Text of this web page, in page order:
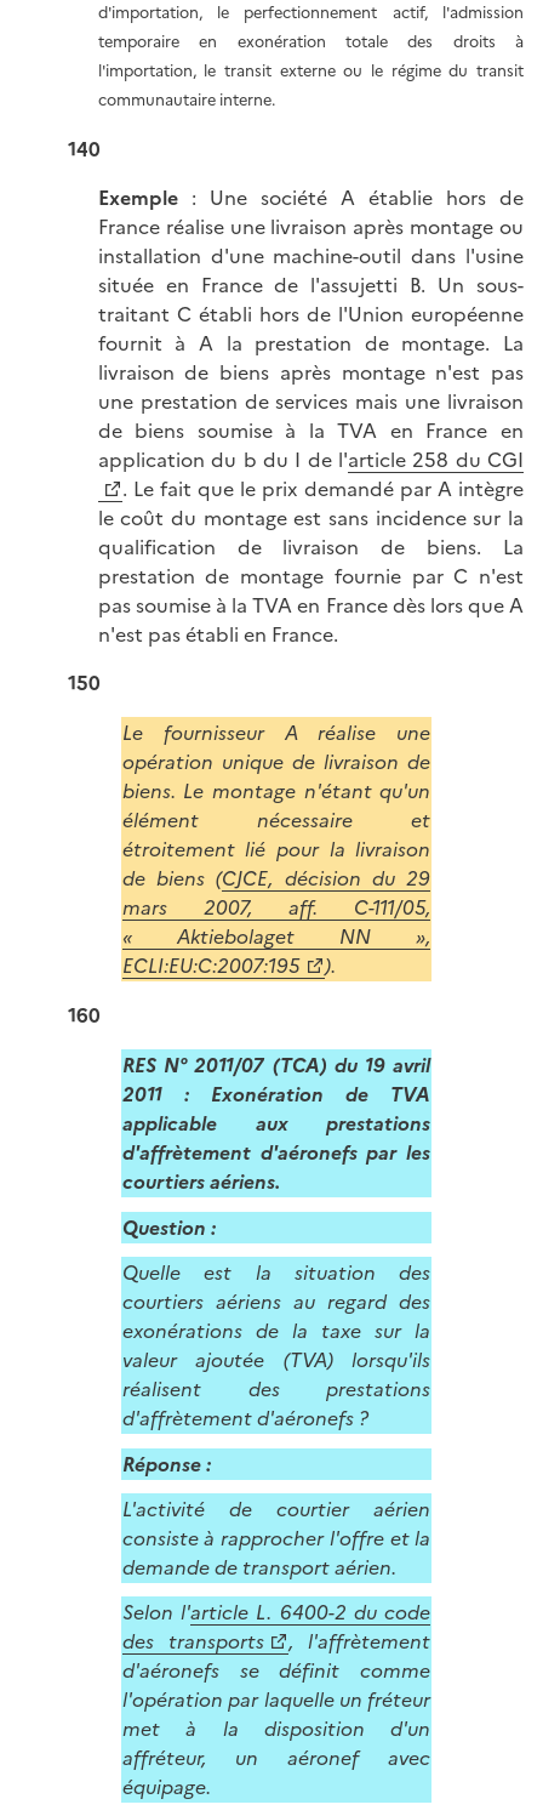
d'importation, le perfectionnement actif, l'admission
temporaire en exonération totale des droits à
l'importation, le transit externe ou le régime du transit
communautaire interne.
140
Exemple : Une société A établie hors de
France réalise une livraison après montage ou
installation d'une machine-outil dans l'usine
située en France de l'assujetti B. Un sous-
traitant C établi hors de l'Union européenne
fournit à A la prestation de montage. La
livraison de biens après montage n'est pas
une prestation de services mais une livraison
de biens soumise à la TVA en France en
application du b du I de l'article 258 du CGI
. Le fait que le prix demandé par A intègre
le coût du montage est sans incidence sur la
qualification de livraison de biens. La
prestation de montage fournie par C n'est
pas soumise à la TVA en France dès lors que A
n'est pas établi en France.
150
Le fournisseur A réalise une
opération unique de livraison de
biens. Le montage n'étant qu'un
élément nécessaire et
étroitement lié pour la livraison
de biens (CJCE, décision du 29
mars 2007, aff. C-111/05,
« Aktiebolaget NN »,
ECLI:EU:C:2007:195
).
160
RES N° 2011/07 (TCA) du 19 avril
2011 : Exonération de TVA
applicable aux prestations
d'affrètement d'aéronefs par les
courtiers aériens.
Question :
Quelle est la situation des
courtiers aériens au regard des
exonérations de la taxe sur la
valeur ajoutée (TVA) lorsqu'ils
réalisent des prestations
d'affrètement d'aéronefs ?
Réponse :
L'activité de courtier aérien
consiste à rapprocher l'offre et la
demande de transport aérien.
Selon l'article L. 6400-2 du code
des transports
, l'affrètement
d'aéronefs se définit comme
l'opération par laquelle un fréteur
met à la disposition d'un
affréteur, un aéronef avec
équipage.